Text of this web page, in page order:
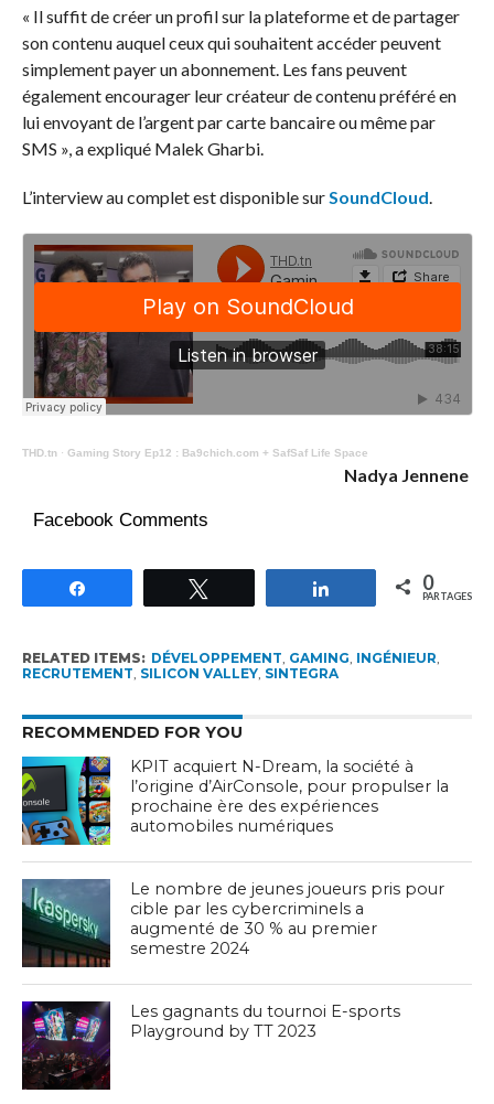
« Il suffit de créer un profil sur la plateforme et de partager
son contenu auquel ceux qui souhaitent accéder peuvent
simplement payer un abonnement. Les fans peuvent
également encourager leur créateur de contenu préféré en
lui envoyant de l’argent par carte bancaire ou même par
SMS », a expliqué Malek Gharbi.
L’interview au complet est disponible surSoundCloud.
THD.tn· Gaming Story Ep12 : Ba9chich.com + SafSaf Life Space
Nadya Jennene
Facebook Comments
Partagez 0
PARTAGES
RELATED ITEMS: DÉVELOPPEMENT GAMING INGÉNIEUR
RECRUTEMENT SILICON VALLEY, SINTEGRA
RECOMMENDED FOR YOU
KPIT acquiert N-Dream, la société à
l’origine d’AirConsole, pour propulser la
prochaine ère des expériences
automobiles numériques
Le nombre de jeunes joueurs pris pour
cible par les cybercriminels a
augmenté de 30 % au premier
semestre 2024
Les gagnants du tournoi E-sports
Playground by TT 2023